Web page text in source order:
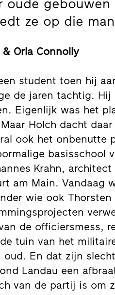
oude
ze op die
Orla Connolly
student toen hij
de jaren tachtig.
Eigenlijk was het
Holch dacht
ook het onbenutte
basisschool
Krahn,
am Main. Vandaag
wie ook
de officiersmess,
tuin van het
En dat zijn
Landau een
van de partij is om